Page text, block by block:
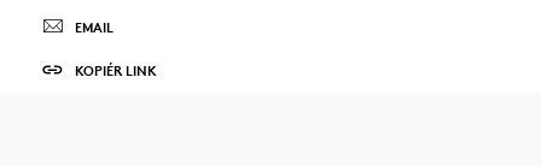
EMAIL
KOPIÉR LINK